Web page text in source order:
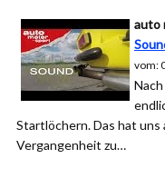
auto
vom:
Startlöchern. Das hat
Vergangenheit zu…